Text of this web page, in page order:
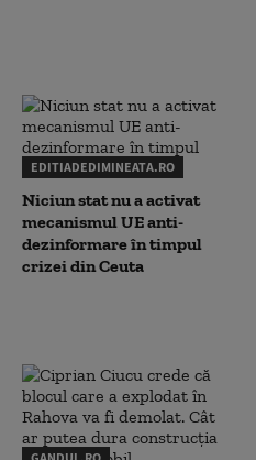
EDITIADEDIMINEATA.RO
Niciun stat nu a activat
mecanismul UE anti-
dezinformare în timpul
crizei din Ceuta